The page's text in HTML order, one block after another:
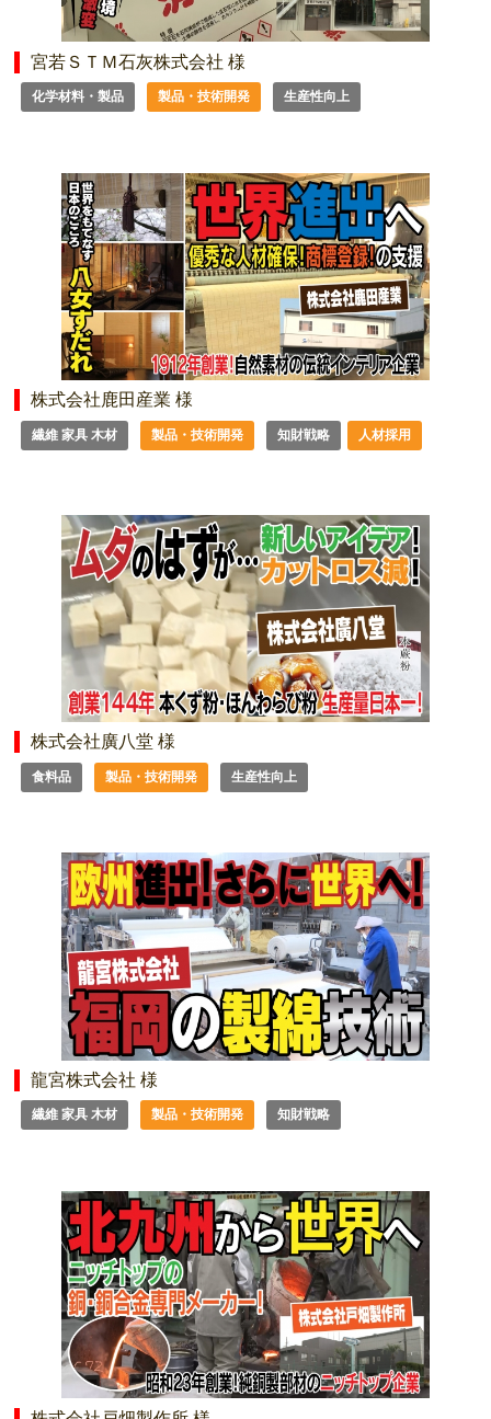
宮若ＳＴＭ石灰株式会社 様
化学材料・製品 製品・技術開発 生産性向上
株式会社鹿田産業 様
繊維 家具 木材 製品・技術開発 知財戦略 人材採用
株式会社廣八堂 様
食料品 製品・技術開発 生産性向上
龍宮株式会社 様
繊維 家具 木材 製品・技術開発 知財戦略